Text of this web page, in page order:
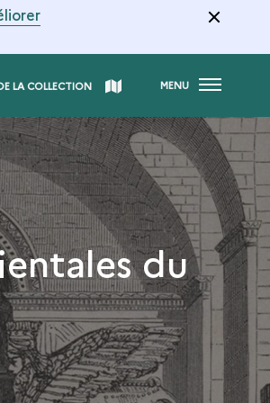
LA COLLECTION MENU
du